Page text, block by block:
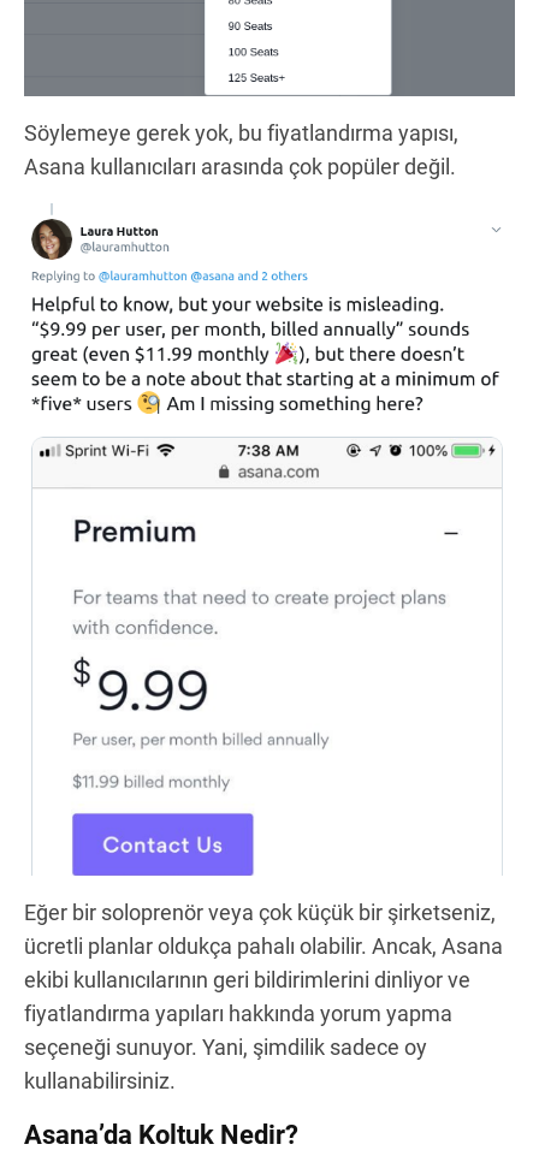
Söylemeye gerek yok, bu fiyatlandırma yapısı,
Asana kullanıcıları arasında çok popüler değil.
Eğer bir soloprenör veya çok küçük bir şirketseniz,
ücretli planlar oldukça pahalı olabilir. Ancak, Asana
ekibi kullanıcılarının geri bildirimlerini dinliyor ve
fiyatlandırma yapıları hakkında yorum yapma
seçeneği sunuyor. Yani, şimdilik sadece oy
kullanabilirsiniz.
Asana’da Koltuk Nedir?